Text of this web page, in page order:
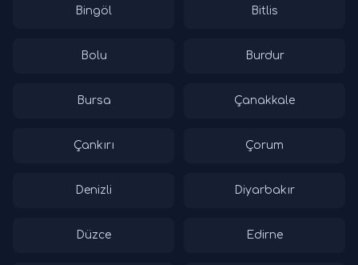
Bingöl Bitlis
Bolu Burdur
Bursa Çanakkale
Çankırı Çorum
Denizli Diyarbakır
Düzce Edirne